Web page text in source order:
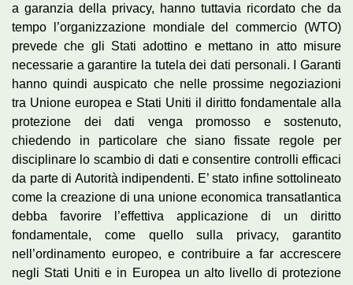
a garanzia della privacy, hanno tuttavia ricordato che da
tempo l’organizzazione mondiale del commercio (WTO)
prevede che gli Stati adottino e mettano in atto misure
necessarie a garantire la tutela dei dati personali. I Garanti
hanno quindi auspicato che nelle prossime negoziazioni
tra Unione europea e Stati Uniti il diritto fondamentale alla
protezione dei dati venga promosso e sostenuto,
chiedendo in particolare che siano fissate regole per
disciplinare lo scambio di dati e consentire controlli efficaci
da parte di Autorità indipendenti. E’ stato infine sottolineato
come la creazione di una unione economica transatlantica
debba favorire l’effettiva applicazione di un diritto
fondamentale, come quello sulla privacy, garantito
nell’ordinamento europeo, e contribuire a far accrescere
negli Stati Uniti e in Europea un alto livello di protezione